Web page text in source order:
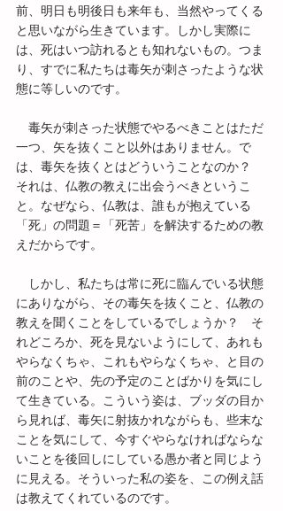
前、明日も明後日も来年も、当然やってくる
と思いながら生きています。しかし実際に
は、死はいつ訪れるとも知れないもの。つま
り、すでに私たちは毒矢が刺さったような状
態に等しいのです。
毒矢が刺さった状態でやるべきことはただ
一つ、矢を抜くこと以外はありません。で
は、毒矢を抜くとはどういうことなのか？
それは、仏教の教えに出会うべきというこ
と。なぜなら、仏教は、誰もが抱えている
「死」の問題＝「死苦」を解決するための教
えだからです。
しかし、私たちは常に死に臨んでいる状態
にありながら、その毒矢を抜くこと、仏教の
教えを聞くことをしているでしょうか？　そ
れどころか、死を見ないようにして、あれも
やらなくちゃ、これもやらなくちゃ、と目の
前のことや、先の予定のことばかりを気にし
て生きている。こういう姿は、ブッダの目か
ら見れば、毒矢に射抜かれながらも、些末な
ことを気にして、今すぐやらなければならな
いことを後回しにしている愚か者と同じよう
に見える。そういった私の姿を、この例え話
は教えてくれているのです。